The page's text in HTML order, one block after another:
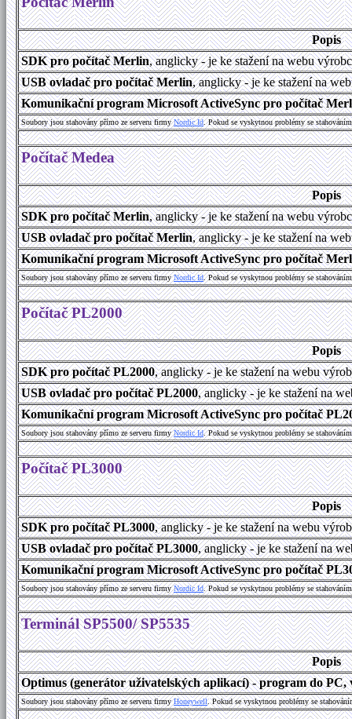
Popis
SDK pro počítač Merlin, anglicky - je ke stažení na webu
USB ovladač pro počítač Merlin, anglicky - je ke stažení na
Komunikační program Microsoft ActiveSync pro počítač
Soubory jsou stahovány přímo ze serveru firmyNordic Id. Pokud se vyskytnou problémy se
Počítač Medea
Popis
SDK pro počítač Merlin, anglicky - je ke stažení na webu
USB ovladač pro počítač Merlin, anglicky - je ke stažení na
Komunikační program Microsoft ActiveSync pro počítač
Soubory jsou stahovány přímo ze serveru firmyNordic Id. Pokud se vyskytnou problémy se
Počítač PL2000
Popis
SDK pro počítač PL2000, anglicky - je ke stažení na webu
USB ovladač pro počítač PL2000, anglicky - je ke stažení na
Komunikační program Microsoft ActiveSync pro počítač
Soubory jsou stahovány přímo ze serveru firmyNordic Id. Pokud se vyskytnou problémy se
Počítač PL3000
Popis
SDK pro počítač PL3000, anglicky - je ke stažení na webu
USB ovladač pro počítač PL3000, anglicky - je ke stažení na
Komunikační program Microsoft ActiveSync pro počítač
Soubory jsou stahovány přímo ze serveru firmyNordic Id. Pokud se vyskytnou problémy se
Terminál SP5500/ SP5535
Popis
Optimus (generátor uživatelských aplikací) - program do PC,
Soubory jsou stahovány přímo ze serveru firmyHoneywell. Pokud se vyskytnou problémy se